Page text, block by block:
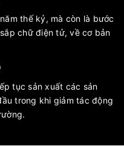
thế kỷ, mà còn là bước
chữ điện tử, về cơ bản
tục sản xuất các sản
trong khi giảm tác động